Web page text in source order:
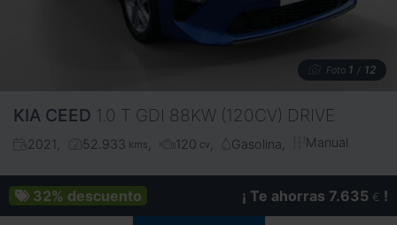
Foto 1 / 12
KIA CEED 1.0 T GDI 88KW (120CV) DRIVE
2021 52.933 kms 120 cv Gasolina Manual
32% descuento ¡ Te ahorras 7.635 € !